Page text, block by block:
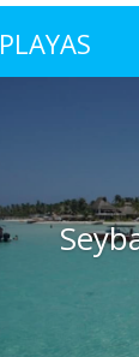
PLAYAS